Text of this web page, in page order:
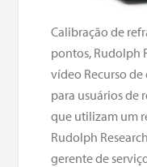
Calibração de
pontos, Rudolph
vídeo Recurso
para usuários de
que utilizam um
Rudolph
gerente de